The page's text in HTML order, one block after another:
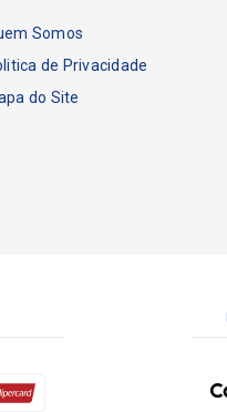
Somos
de Privacidade
do Site